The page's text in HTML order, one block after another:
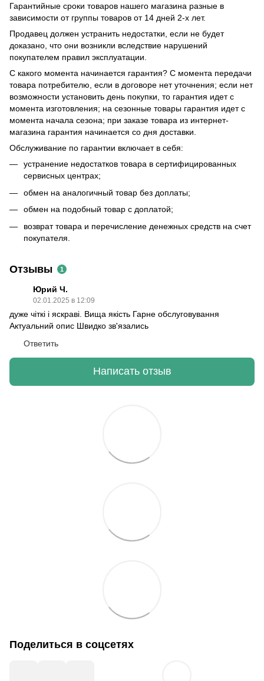
Гарантийные сроки товаров нашего магазина разные в
зависимости от группы товаров от 14 дней 2-х лет.
Продавец должен устранить недостатки, если не будет
доказано, что они возникли вследствие нарушений
покупателем правил эксплуатации.
С какого момента начинается гарантия? С момента передачи
товара потребителю, если в договоре нет уточнения; если нет
возможности установить день покупки, то гарантия идет с
момента изготовления; на сезонные товары гарантия идет с
момента начала сезона; при заказе товара из интернет-
магазина гарантия начинается со дня доставки.
Обслуживание по гарантии включает в себя:
устранение недостатков товара в сертифицированных
сервисных центрах;
обмен на аналогичный товар без доплаты;
обмен на подобный товар с доплатой;
возврат товара и перечисление денежных средств на счет
покупателя.
Отзывы 1
Юрий Ч.
02.01.2025 в 12:09
дуже чіткі і яскраві. Вища якість Гарне обслуговування
Актуальний опис Швидко зв'язались
Ответить
Написать отзыв
Поделиться в соцсетях